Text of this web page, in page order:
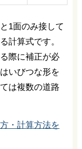
1面のみ接して
計算式です。
際に補正が必
いびつな形を
は複数の道路
・計算方法を